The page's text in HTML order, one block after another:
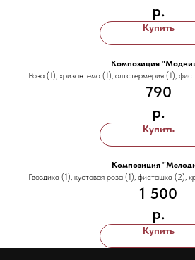
р.
Купить
Композиция
Роза (1), хризантема (1), алтстермерия (1),
790
р.
Купить
Композиция
Гвоздика (1), кустовая роза (1), фисташка (2),
1 500
р.
Купить